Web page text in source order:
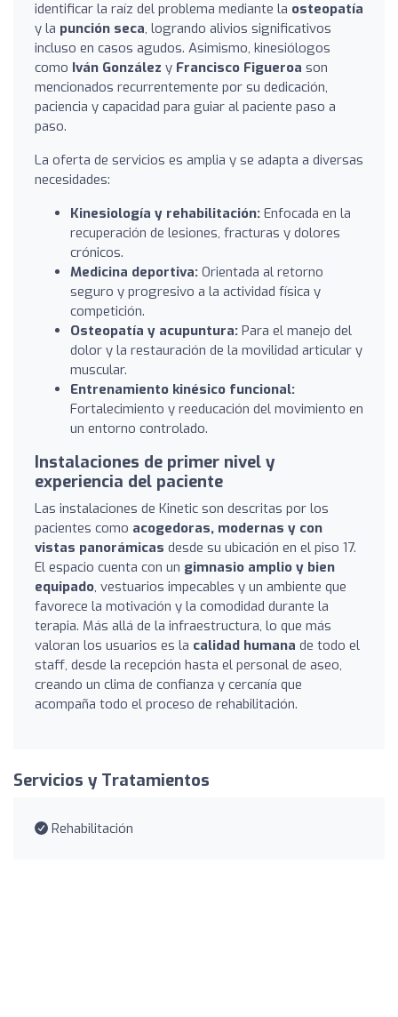
identificar la raíz del problema mediante la osteopatía
y la punción seca, logrando alivios significativos
incluso en casos agudos. Asimismo, kinesiólogos
como Iván González y Francisco Figueroa son
mencionados recurrentemente por su dedicación,
paciencia y capacidad para guiar al paciente paso a
paso.
La oferta de servicios es amplia y se adapta a diversas
necesidades:
Kinesiología y rehabilitación: Enfocada en la
recuperación de lesiones, fracturas y dolores
crónicos.
Medicina deportiva: Orientada al retorno
seguro y progresivo a la actividad física y
competición.
Osteopatía y acupuntura: Para el manejo del
dolor y la restauración de la movilidad articular y
muscular.
Entrenamiento kinésico funcional:
Fortalecimiento y reeducación del movimiento en
un entorno controlado.
Instalaciones de primer nivel y
experiencia del paciente
Las instalaciones de Kinetic son descritas por los
pacientes como acogedoras, modernas y con
vistas panorámicas desde su ubicación en el piso 17.
El espacio cuenta con un gimnasio amplio y bien
equipado, vestuarios impecables y un ambiente que
favorece la motivación y la comodidad durante la
terapia. Más allá de la infraestructura, lo que más
valoran los usuarios es la calidad humana de todo el
staff, desde la recepción hasta el personal de aseo,
creando un clima de confianza y cercanía que
acompaña todo el proceso de rehabilitación.
Servicios y Tratamientos
Rehabilitación